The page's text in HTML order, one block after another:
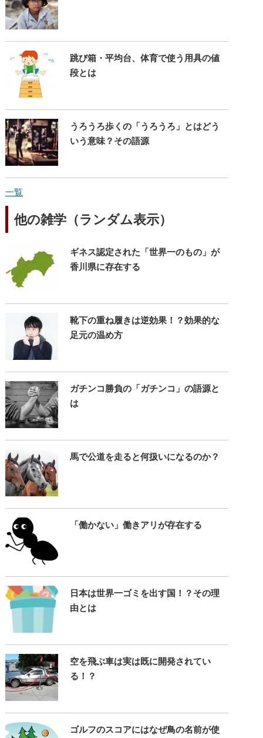
跳び箱・平均台、体育で使う用具の値
段とは
うろうろ歩くの「うろうろ」とはどう
いう意味？その語源
一覧
他の雑学（ランダム表示）
ギネス認定された「世界一のもの」が
香川県に存在する
靴下の重ね履きは逆効果！？効果的な
足元の温め方
ガチンコ勝負の「ガチンコ」の語源と
は
馬で公道を走ると何扱いになるのか？
「働かない」働きアリが存在する
日本は世界一ゴミを出す国！？その理
由とは
空を飛ぶ車は実は既に開発されてい
る！？
ゴルフのスコアにはなぜ鳥の名前が使